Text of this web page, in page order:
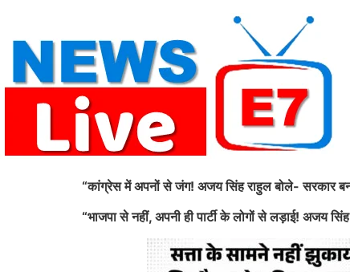
content
“कांग्रेस में अपनों से जंग! अजय सिंह राहुल बोले- सरकार
“भाजपा से नहीं, अपनी ही पार्टी के लोगों से लड़ाई! अजय